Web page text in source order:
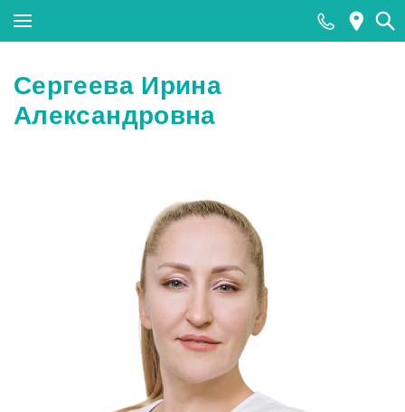
Ультразвуковая диагностика (УЗИ)
Лабораторные исследования
Прием хирурга
Прием стоматолога
Тесты на COVID-19 (антиген к SARS-CoV-2)
методом ПЦР
Сергеева Ирина
Александровна